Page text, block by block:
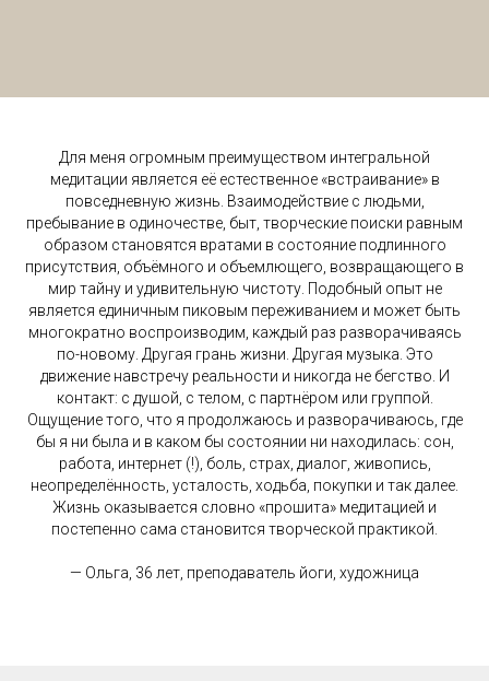
Для меня огромным преимуществом интегральной
медитации является её естественное «встраивание» в
повседневную жизнь. Взаимодействие с людьми,
пребывание в одиночестве, быт, творческие поиски равным
образом становятся вратами в состояние подлинного
присутствия, объёмного и объемлющего, возвращающего в
мир тайну и удивительную чистоту. Подобный опыт не
является единичным пиковым переживанием и может быть
многократно воспроизводим, каждый раз разворачиваясь
по-новому. Другая грань жизни. Другая музыка. Это
движение навстречу реальности и никогда не бегство. И
контакт: с душой, с телом, с партнёром или группой.
Ощущение того, что я продолжаюсь и разворачиваюсь, где
бы я ни была и в каком бы состоянии ни находилась: сон,
работа, интернет (!), боль, страх, диалог, живопись,
неопределённость, усталость, ходьба, покупки и так далее.
Жизнь оказывается словно «прошита» медитацией и
постепенно сама становится творческой практикой.
— Ольга, 36 лет, преподаватель йоги, художница